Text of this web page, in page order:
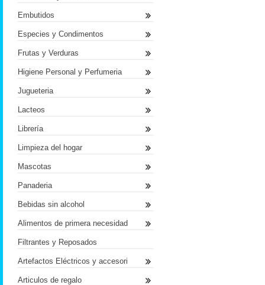
Embutidos
Especies y Condimentos
Frutas y Verduras
Higiene Personal y Perfumeria
Jugueteria
Lacteos
Librería
Limpieza del hogar
Mascotas
Panaderia
Bebidas sin alcohol
Alimentos de primera necesidad
Filtrantes y Reposados
Artefactos Eléctricos y accesori
Articulos de regalo